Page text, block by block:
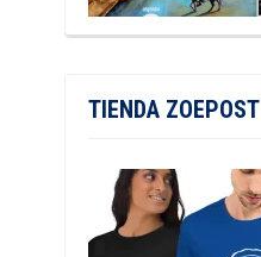
TIENDA ZOEPOST